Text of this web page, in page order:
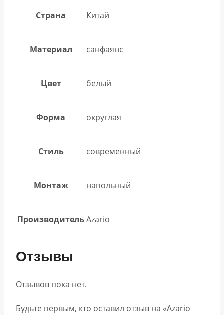
Страна Китай
Материал санфаянс
Цвет белый
Форма округлая
Стиль современный
Монтаж напольный
ПроизводительAzario
Отзывы
Отзывов пока нет.
Будьте первым, кто оставил отзыв на «Azario